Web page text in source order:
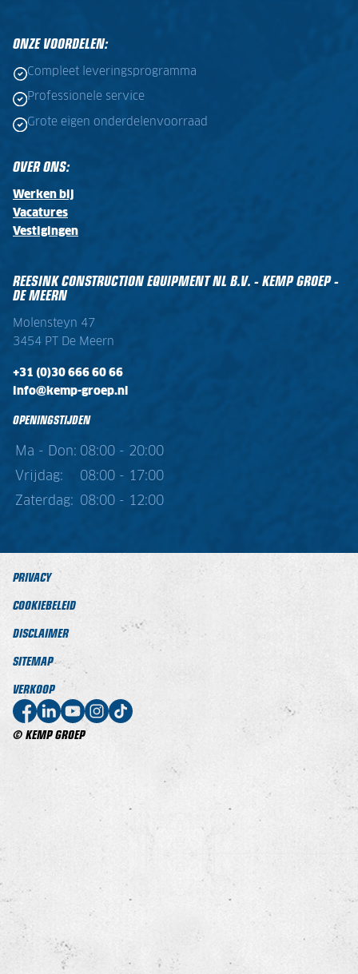
ONZE VOORDELEN:
Compleet leveringsprogramma
Professionele service
Grote eigen onderdelenvoorraad
OVER ONS:
Werken bij
Vacatures
Vestigingen
REESINK CONSTRUCTION EQUIPMENT NL B.V. - KEMP GROEP -
DE MEERN
Molensteyn 47
3454 PT De Meern
+31 (0)30 666 60 66
info@kemp-groep.nl
OPENINGSTIJDEN
Ma - Don: 08:00 - 20:00
Vrijdag:
08:00 - 17:00
Zaterdag:
08:00 - 12:00
© KEMP GROEP
PRIVACY
COOKIEBELEID
DISCLAIMER
SITEMAP
VERKOOP